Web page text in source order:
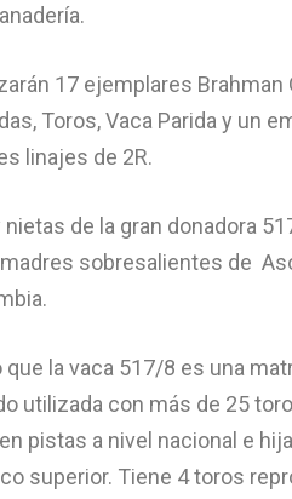
17 ejemplares
Toros, Vaca Parida y un
linajes de 2R.
de la gran donadora
madres sobresalientes de
la vaca 517/8 es una
utilizada con más de 25
pistas a nivel nacional e
superior. Tiene 4 toros